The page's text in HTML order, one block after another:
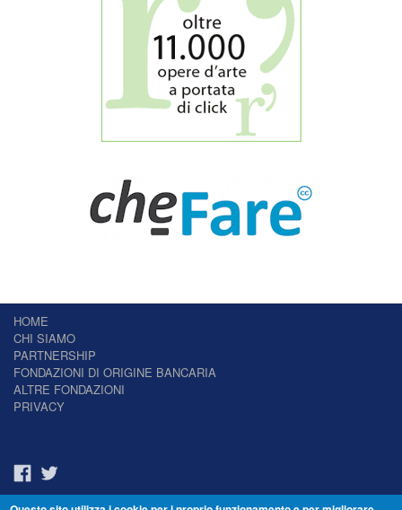
HOME
CHI SIAMO
PARTNERSHIP
FONDAZIONI DI ORIGINE BANCARIA
ALTRE FONDAZIONI
PRIVACY